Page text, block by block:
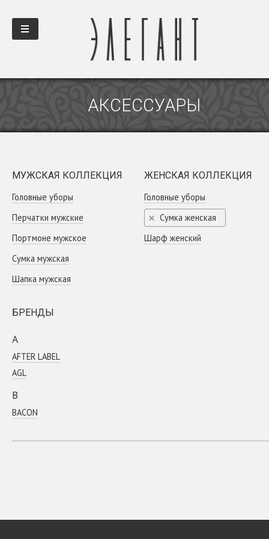
АКСЕССУАРЫ
МУЖСКАЯ КОЛЛЕКЦИЯ
Головные уборы
Перчатки мужские
Портмоне мужское
Сумка мужская
Шапка мужская
ЖЕНСКАЯ КОЛЛЕКЦИЯ
Головные уборы
Сумка женская
Шарф женский
БРЕНДЫ
A
AFTER LABEL
AGL
B
BACON
Ballin
Coсcinelle